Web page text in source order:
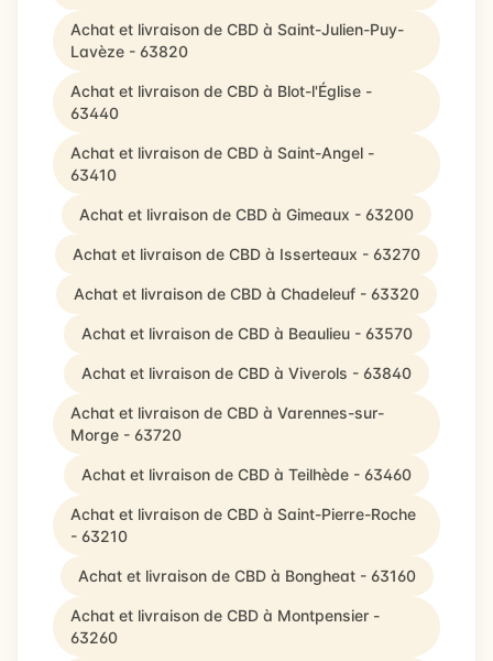
Achat et livraison de CBD à Saint-Julien-Puy-
Lavèze - 63820
Achat et livraison de CBD à Blot-l'Église -
63440
Achat et livraison de CBD à Saint-Angel -
63410
Achat et livraison de CBD à Gimeaux - 63200
Achat et livraison de CBD à Isserteaux - 63270
Achat et livraison de CBD à Chadeleuf - 63320
Achat et livraison de CBD à Beaulieu - 63570
Achat et livraison de CBD à Viverols - 63840
Achat et livraison de CBD à Varennes-sur-
Morge - 63720
Achat et livraison de CBD à Teilhède - 63460
Achat et livraison de CBD à Saint-Pierre-Roche
- 63210
Achat et livraison de CBD à Bongheat - 63160
Achat et livraison de CBD à Montpensier -
63260